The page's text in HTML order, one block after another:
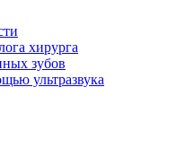
хирурга
зубов
ультразвука